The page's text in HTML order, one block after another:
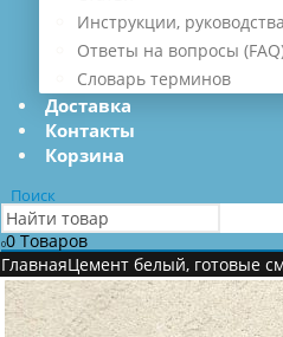
Инструкции, руководства
Ответы на вопросы
Словарь терминов
Доставка
Контакты
Корзина
Поиск
00 Товаров
ГлавнаяЦемент белый, готовые